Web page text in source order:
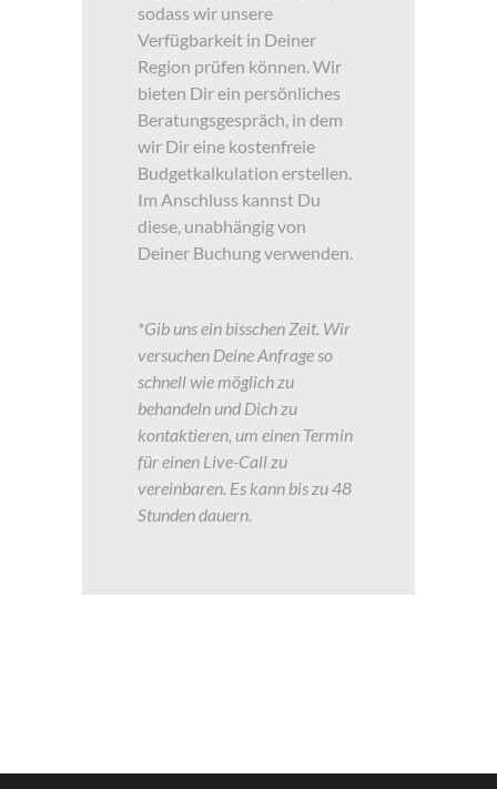
sodass wir unsere
Verfügbarkeit in Deiner
Region prüfen können. Wir
bieten Dir ein persönliches
Beratungsgespräch, in dem
wir Dir eine kostenfreie
Budgetkalkulation erstellen.
Im Anschluss kannst Du
diese, unabhängig von
Deiner Buchung verwenden.
*Gib uns ein bisschen Zeit. Wir
versuchen Deine Anfrage so
schnell wie möglich zu
behandeln und Dich zu
kontaktieren, um einen Termin
für einen Live-Call zu
vereinbaren. Es kann bis zu 48
Stunden dauern.